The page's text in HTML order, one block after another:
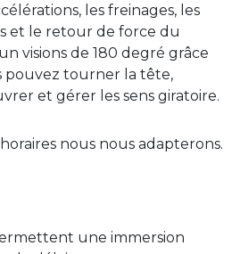
les freinages, les
et le retour de force du
visions de 180 degré grâce
pouvez tourner la tête,
et gérer les sens giratoire.
nous nous adapterons.
une immersion